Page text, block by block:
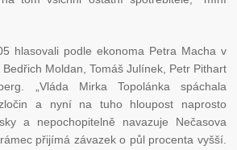
hlasovali podle ekonoma Petra Macha v
Moldan, Tomáš Julínek, Petr Pithart
„Vláda Mirka Topolánka spáchala
a nyní na tuho hloupost naprosto
a nepochopitelně navazuje Nečasova
přijímá závazek o půl procenta vyšší.